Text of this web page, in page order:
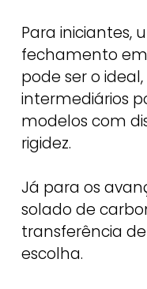
Para iniciantes,
fechamento
pode ser o
intermediários
modelos com
rigidez.
Já para os
solado de
transferência
escolha.